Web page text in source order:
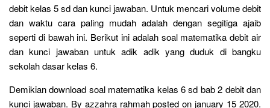
debit kelas 5 sd dan kunci jawaban. Untuk mencari volume debit
dan waktu cara paling mudah adalah dengan segitiga ajaib
seperti di bawah ini. Berikut ini adalah soal matematika debit air
dan kunci jawaban untuk adik adik yang duduk di bangku
sekolah dasar kelas 6.
Demikian download soal matematika kelas 6 sd bab 2 debit dan
kunci jawaban. By azzahra rahmah posted on january 15 2020.